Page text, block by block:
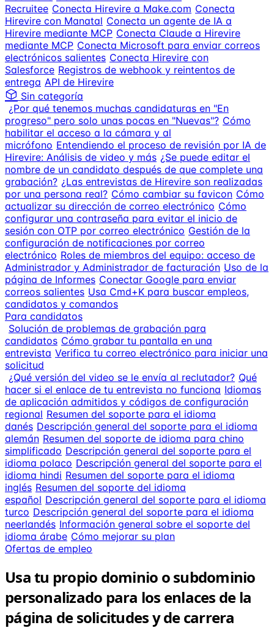
Recruitee Conecta Hirevire a Make.com Conecta
Hirevire con Manatal Conecta un agente de IA a
Hirevire mediante MCP Conecta Claude a Hirevire
mediante MCP Conecta Microsoft para enviar correos
electrónicos salientes Conecta Hirevire con
Salesforce Registros de webhook y reintentos de
entrega API de Hirevire
Sin categoría
¿Por qué tenemos muchas candidaturas en "En
progreso" pero solo unas pocas en "Nuevas"? Cómo
habilitar el acceso a la cámara y al
micrófono Entendiendo el proceso de revisión por IA de
Hirevire: Análisis de video y más ¿Se puede editar el
nombre de un candidato después de que complete una
grabación? ¿Las entrevistas de Hirevire son realizadas
por una persona real? Cómo cambiar su favicon Cómo
actualizar su dirección de correo electrónico Cómo
configurar una contraseña para evitar el inicio de
sesión con OTP por correo electrónico Gestión de la
configuración de notificaciones por correo
electrónico Roles de miembros del equipo: acceso de
Administrador y Administrador de facturación Uso de la
página de Informes Conectar Google para enviar
correos salientes Usa Cmd+K para buscar empleos,
candidatos y comandos
Para candidatos
Solución de problemas de grabación para
candidatos Cómo grabar tu pantalla en una
entrevista Verifica tu correo electrónico para iniciar una
solicitud
¿Qué versión del video se le envía al reclutador? Qué
hacer si el enlace de tu entrevista no funciona Idiomas
de aplicación admitidos y códigos de configuración
regional Resumen del soporte para el idioma
danés Descripción general del soporte para el idioma
alemán Resumen del soporte de idioma para chino
simplificado Descripción general del soporte para el
idioma polaco Descripción general del soporte para el
idioma hindi Resumen del soporte para el idioma
inglés Resumen del soporte del idioma
español Descripción general del soporte para el idioma
turco Descripción general del soporte para el idioma
neerlandés Información general sobre el soporte del
idioma árabe Cómo mejorar su plan
Ofertas de empleo
Usa tu propio dominio o subdominio
personalizado para los enlaces de la
página de solicitudes y de carrera